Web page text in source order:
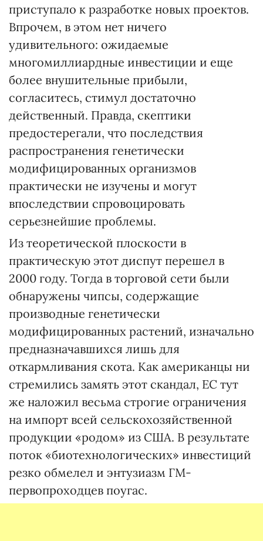
приступало к разработке новых проектов.
Впрочем, в этом нет ничего
удивительного: ожидаемые
многомиллиардные инвестиции и еще
более внушительные прибыли,
согласитесь, стимул достаточно
действенный. Правда, скептики
предостерегали, что последствия
распространения генетически
модифицированных организмов
практически не изучены и могут
впоследствии спровоцировать
серьезнейшие проблемы.
Из теоретической плоскости в
практическую этот диспут перешел в
2000 году. Тогда в торговой сети были
обнаружены чипсы, содержащие
производные генетически
модифицированных растений, изначально
предназначавшихся лишь для
откармливания скота. Как американцы ни
стремились замять этот скандал, ЕС тут
же наложил весьма строгие ограничения
на импорт всей сельскохозяйственной
продукции «родом» из США. В результате
поток «биотехнологических» инвестиций
резко обмелел и энтузиазм ГМ-
первопроходцев поугас.